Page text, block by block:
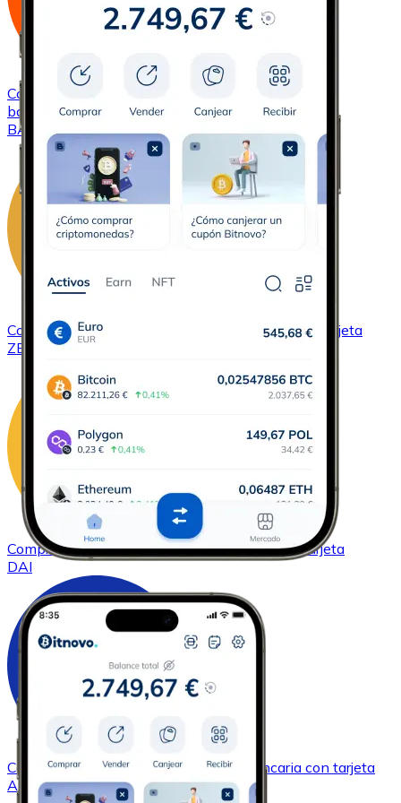
Comprar
bancariacon tarjeta
BAT
ComprarZCash con transferencia bancariacon tarjeta
ZEC
ComprarDAIcon transferencia bancariacon tarjeta
DAI
ComprarCardanocon transferencia bancaria con tarjeta
ADA